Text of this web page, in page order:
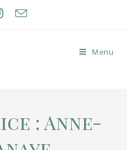
Menu
: Anne-